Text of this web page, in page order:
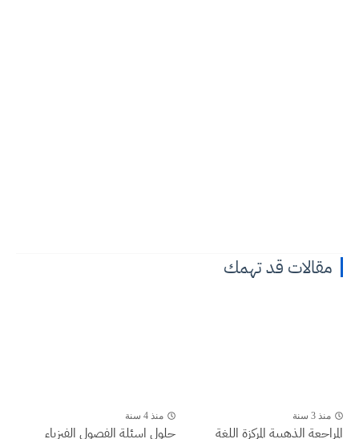
مقالات قد تهمك
منذ 3 سنة
المراجعة الذهبية المركزة اللغة
منذ 4 سنة
حلول اسئلة الفصول الفيزياء